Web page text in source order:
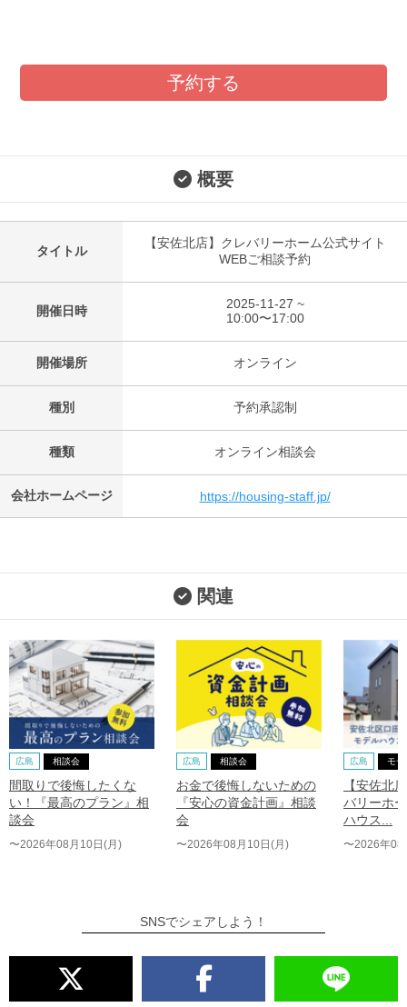
予約する
概要
タイトル
【安佐北店】クレバリーホーム公式サイト
WEBご相談予約
開催日時
2025-11-27 ~
10:00〜17:00
開催場所 オンライン
種別 予約承認制
種類 オンライン相談会
会社ホームページ https://housing-staff.jp/
関連
広島 相談会
間取りで後悔したくな
い！『最高のプラン』相
談会
〜2026年08月10日(月)
広島 相談会
お金で後悔しないための
『安心の資金計画』相談
会
〜2026年08月10日(月)
広島 モデ
【安佐北
バリーホ
ハウス...
〜2026年08
SNSでシェアしよう！